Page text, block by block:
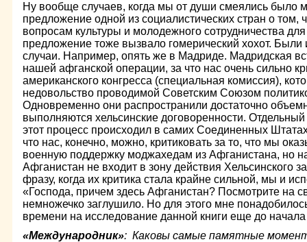
Ну вообще случаев, когда мы от души смеялись было
предложение одной из социалистических стран о том,
вопросам культуры и молодежного сотрудничества
предложение тоже вызвало гомерический хохот. Были
случаи. Например, опять же в Мадриде. Мадридская
нашей афганской операции, за что нас очень сильно
американского конгресса (специальная комиссия),
недовольство проводимой Советским Союзом
Одновременно они распространили достаточно
выполняются хельсинские договоренности.
этот процесс происходил в самих Соединенных
что нас, конечно, можно, критиковать за то, что мы
военную поддержку моджахедам из Афганистана, но
Афганистан не входит в зону действия Хельсинского
фразу, когда их критика стала крайне сильной, мы и
«Господа, причем здесь Афганистан? Посмотрите на
немножечко заглушило. Но для этого мне
времени на исследование данной книги еще до
«Международник»: Каковы самые памятные